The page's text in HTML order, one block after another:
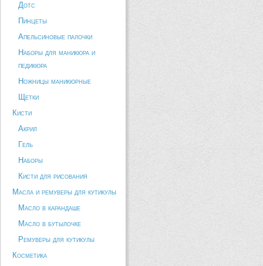
Дотс
Пинцеты
Апельсиновые палочки
Наборы для маникюра и
педикюра
Ножницы маникюрные
Щетки
Кисти
Акрил
Гель
Наборы
Кисти для рисования
Масла и ремуверы для кутикулы
Масло в карандаше
Масло в бутылочке
Ремуверы для кутикулы
Косметика